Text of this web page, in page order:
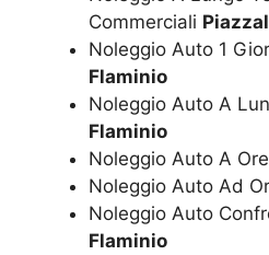
Commerciali
Noleggio Auto 1
Flaminio
Noleggio Auto A
Flaminio
Noleggio Auto A Ore
Noleggio Auto Ad
Noleggio Auto
Flaminio